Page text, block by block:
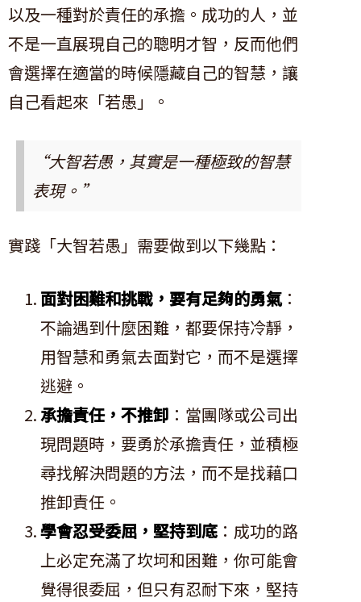
以及一種對於責任的承擔。成功的人，並
不是一直展現自己的聰明才智，反而他們
會選擇在適當的時候隱藏自己的智慧，讓
自己看起來「若愚」。
“大智若愚，其實是一種極致的智慧
表現。”
實踐「大智若愚」需要做到以下幾點：
面對困難和挑戰，要有足夠的勇氣：
不論遇到什麼困難，都要保持冷靜，
用智慧和勇氣去面對它，而不是選擇
逃避。
承擔責任，不推卸 ：當團隊或公司出
現問題時，要勇於承擔責任，並積極
尋找解決問題的方法，而不是找藉口
推卸責任。
學會忍受委屈，堅持到底 ：成功的路
上必定充滿了坎坷和困難，你可能會
覺得很委屈，但只有忍耐下來，堅持